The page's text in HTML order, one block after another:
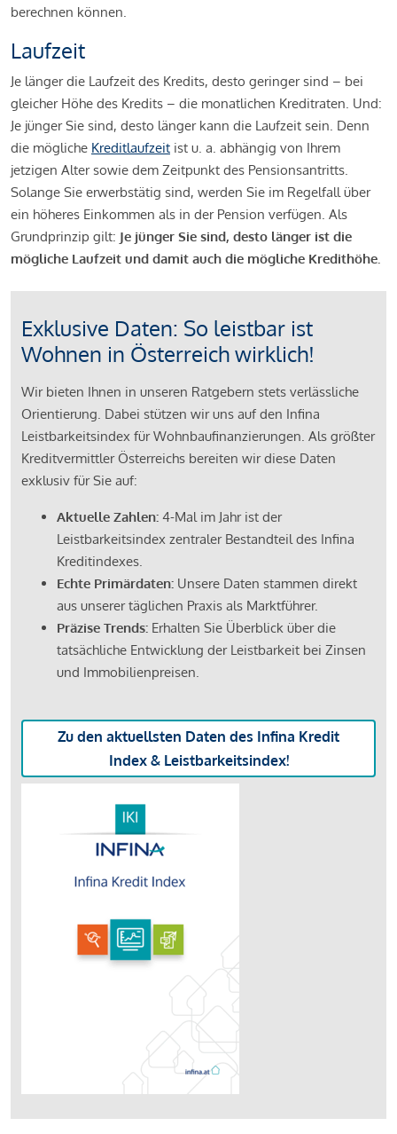
berechnen können.
Laufzeit
Je länger die Laufzeit des Kredits, desto geringer sind – bei
gleicher Höhe des Kredits – die monatlichen Kreditraten. Und:
Je jünger Sie sind, desto länger kann die Laufzeit sein. Denn
die mögliche Kreditlaufzeit ist u. a. abhängig von Ihrem
jetzigen Alter sowie dem Zeitpunkt des Pensionsantritts.
Solange Sie erwerbstätig sind, werden Sie im Regelfall über
ein höheres Einkommen als in der Pension verfügen. Als
Grundprinzip gilt: Je jünger Sie sind, desto länger ist die
mögliche Laufzeit und damit auch die mögliche Kredithöhe.
Exklusive Daten: So leistbar ist
Wohnen in Österreich wirklich!
Wir bieten Ihnen in unseren Ratgebern stets verlässliche
Orientierung. Dabei stützen wir uns auf den Infina
Leistbarkeitsindex für Wohnbaufinanzierungen. Als größter
Kreditvermittler Österreichs bereiten wir diese Daten
exklusiv für Sie auf:
Aktuelle Zahlen: 4-Mal im Jahr ist der
Leistbarkeitsindex zentraler Bestandteil des Infina
Kreditindexes.
Echte Primärdaten: Unsere Daten stammen direkt
aus unserer täglichen Praxis als Marktführer.
Präzise Trends: Erhalten Sie Überblick über die
tatsächliche Entwicklung der Leistbarkeit bei Zinsen
und Immobilienpreisen.
Zu den aktuellsten Daten des Infina Kredit
Index & Leistbarkeitsindex!